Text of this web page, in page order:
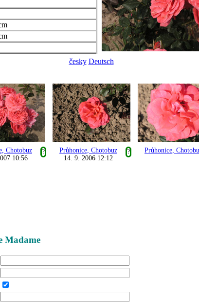
česky Deutsch
Chotobuz
?
10:56
Průhonice, Chotobuz
?
14. 9. 2006 12:12
Průhonice,
Madame